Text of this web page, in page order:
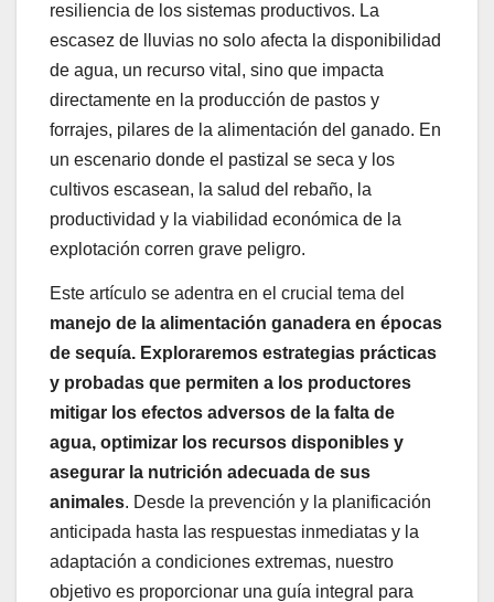
resiliencia de los sistemas productivos. La
escasez de lluvias no solo afecta la disponibilidad
de agua, un recurso vital, sino que impacta
directamente en la producción de pastos y
forrajes, pilares de la alimentación del ganado. En
un escenario donde el pastizal se seca y los
cultivos escasean, la salud del rebaño, la
productividad y la viabilidad económica de la
explotación corren grave peligro.
Este artículo se adentra en el crucial tema del
manejo de la alimentación ganadera en épocas
de sequía. Exploraremos estrategias prácticas
y probadas que permiten a los productores
mitigar los efectos adversos de la falta de
agua, optimizar los recursos disponibles y
asegurar la nutrición adecuada de sus
animales. Desde la prevención y la planificación
anticipada hasta las respuestas inmediatas y la
adaptación a condiciones extremas, nuestro
objetivo es proporcionar una guía integral para